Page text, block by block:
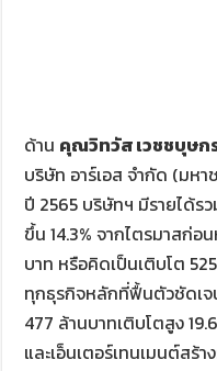
ด้าน คุณวิทวัส เวชชบุษก
บริษัท อาร์เอส จำกัด (มหา
ปี 2565 บริษัทฯ มีรายได้ร
ขึ้น 14.3% จากไตรมาสก่อ
บาท หรือคิดเป็นเติบโต
ทุกธุรกิจหลักที่ฟื้นตัวชัดเจ
477 ล้านบาทเติบโตสูง
และเอ็นเตอร์เทนเมนต์สร้